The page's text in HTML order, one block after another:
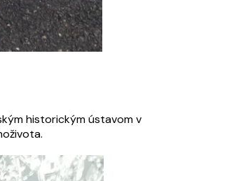
historickým ústavom v